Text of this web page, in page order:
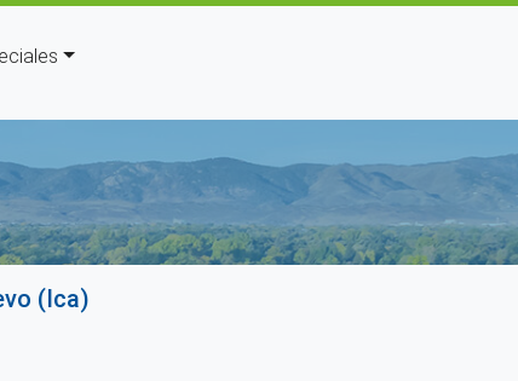
a la navegación
(Ica)